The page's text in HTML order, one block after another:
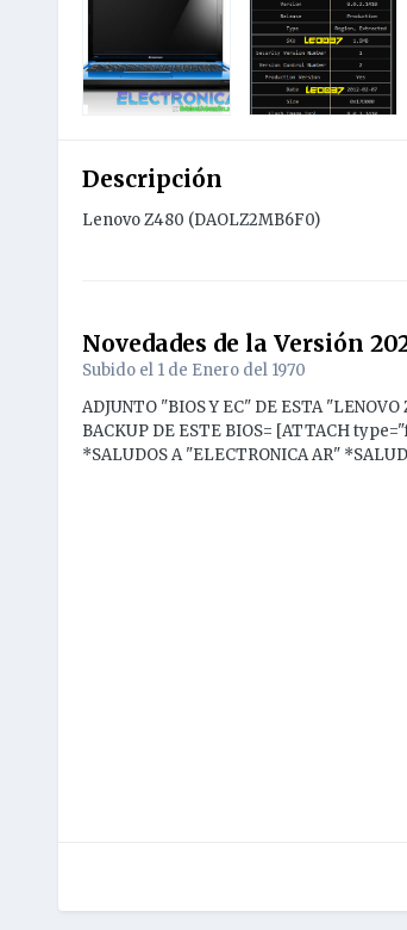
Descripción
Lenovo Z480 (DAOLZ2MB6F0)
Novedades de la Versión
Subido el 1 de Enero del 1970
ADJUNTO "BIOS Y EC" DE ESTA
BACKUP DE ESTE BIOS= [ATTACH
*SALUDOS A "ELECTRONICA AR"